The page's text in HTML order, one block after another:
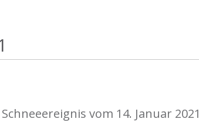
vom 14. Januar 2021